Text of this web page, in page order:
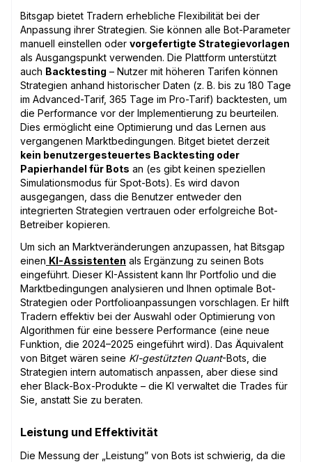
Bitsgap bietet Tradern erhebliche Flexibilität bei der
Anpassung ihrer Strategien. Sie können alle Bot-Parameter
manuell einstellen oder vorgefertigte Strategievorlagen
als Ausgangspunkt verwenden. Die Plattform unterstützt
auch Backtesting – Nutzer mit höheren Tarifen können
Strategien anhand historischer Daten (z. B. bis zu 180 Tage
im Advanced-Tarif, 365 Tage im Pro-Tarif) backtesten, um
die Performance vor der Implementierung zu beurteilen.
Dies ermöglicht eine Optimierung und das Lernen aus
vergangenen Marktbedingungen. Bitget bietet derzeit
kein benutzergesteuertes Backtesting oder
Papierhandel für Bots an (es gibt keinen speziellen
Simulationsmodus für Spot-Bots). Es wird davon
ausgegangen, dass die Benutzer entweder den
integrierten Strategien vertrauen oder erfolgreiche Bot-
Betreiber kopieren.
Um sich an Marktveränderungen anzupassen, hat Bitsgap
einen KI-Assistenten als Ergänzung zu seinen Bots
eingeführt. Dieser KI-Assistent kann Ihr Portfolio und die
Marktbedingungen analysieren und Ihnen optimale Bot-
Strategien oder Portfolioanpassungen vorschlagen. Er hilft
Tradern effektiv bei der Auswahl oder Optimierung von
Algorithmen für eine bessere Performance (eine neue
Funktion, die 2024–2025 eingeführt wird). Das Äquivalent
von Bitget wären seine KI-gestützten Quant-Bots, die
Strategien intern automatisch anpassen, aber diese sind
eher Black-Box-Produkte – die KI verwaltet die Trades für
Sie, anstatt Sie zu beraten.
Leistung und Effektivität
Die Messung der „Leistung” von Bots ist schwierig, da die